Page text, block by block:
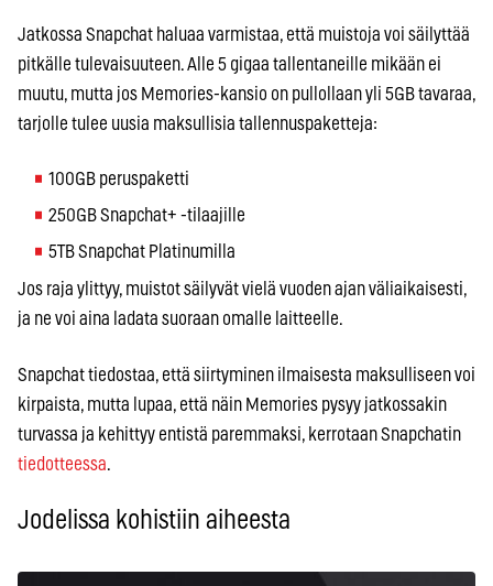
Jatkossa Snapchat haluaa varmistaa, että muistoja voi säilyttää
pitkälle tulevaisuuteen. Alle 5 gigaa tallentaneille mikään ei
muutu, mutta jos Memories-kansio on pullollaan yli 5GB tavaraa,
tarjolle tulee uusia maksullisia tallennuspaketteja:
100GB peruspaketti
250GB Snapchat+ -tilaajille
5TB Snapchat Platinumilla
Jos raja ylittyy, muistot säilyvät vielä vuoden ajan väliaikaisesti,
ja ne voi aina ladata suoraan omalle laitteelle.
Snapchat tiedostaa, että siirtyminen ilmaisesta maksulliseen voi
kirpaista, mutta lupaa, että näin Memories pysyy jatkossakin
turvassa ja kehittyy entistä paremmaksi, kerrotaan Snapchatin
tiedotteessa.
Jodelissa kohistiin aiheesta